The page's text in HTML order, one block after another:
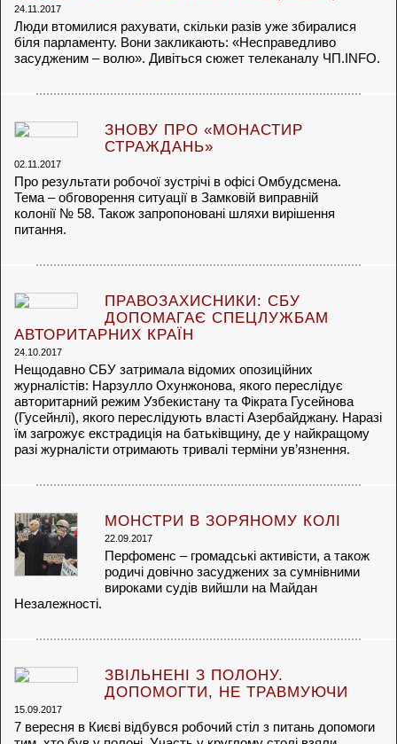
24.11.2017
Люди втомилися рахувати, скільки разів уже збиралися
біля парламенту. Вони закликають: «Несправедливо
засудженим – волю». Дивіться сюжет телеканалу ЧП.INFO.
ЗНОВУ ПРО «МОНАСТИР
СТРАЖДАНЬ»
02.11.2017
Про результати робочої зустрічі в офісі Омбудсмена.
Тема – обговорення ситуації в Замковій виправній
колонії № 58. Також запропоновані шляхи вирішення
питання.
ПРАВОЗАХИСНИКИ: СБУ
ДОПОМАГАЄ СПЕЦЛУЖБАМ
АВТОРИТАРНИХ КРАЇН
24.10.2017
Нещодавно СБУ затримала відомих опозиційних
журналістів: Нарзулло Охунжонова, якого переслідує
авторитарний режим Узбекистану та Фікрата Гусейнова
(Гусейнлі), якого переслідують власті Азербайджану. Наразі
їм загрожує екстрадиція на батьківщину, де у найкращому
разі журналісти отримають тривалі терміни ув’язнення.
МОНСТРИ В ЗОРЯНОМУ КОЛІ
22.09.2017
Перфоменс – громадські активісти, а також
родичі довічно засуджених за сумнівними
вироками судів вийшли на Майдан
Незалежності.
ЗВІЛЬНЕНІ З ПОЛОНУ.
ДОПОМОГТИ, НЕ ТРАВМУЮЧИ
15.09.2017
7 вересня в Києві відбувся робочий стіл з питань допомоги